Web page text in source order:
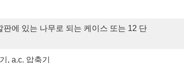
판에 있는 나무로 되는 케이스 또는 12 단
, a.c. 압축기